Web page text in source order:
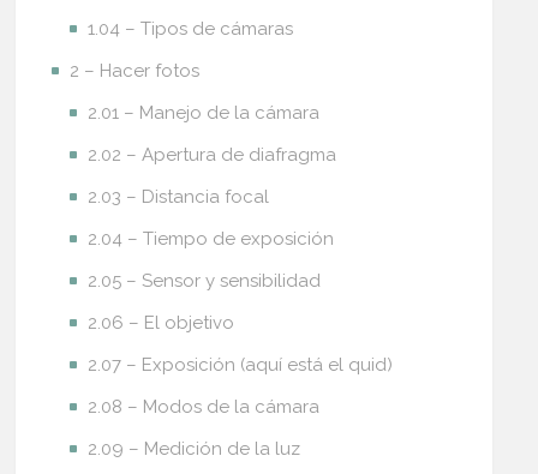
1.04 – Tipos de cámaras
2 – Hacer fotos
2.01 – Manejo de la cámara
2.02 – Apertura de diafragma
2.03 – Distancia focal
2.04 – Tiempo de exposición
2.05 – Sensor y sensibilidad
2.06 – El objetivo
2.07 – Exposición (aquí está el quid)
2.08 – Modos de la cámara
2.09 – Medición de la luz